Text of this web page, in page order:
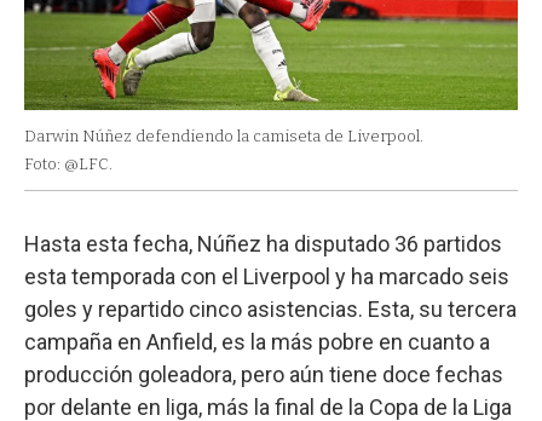
Darwin Núñez defendiendo la camiseta de Liverpool.
Foto: @LFC.
Hasta esta fecha, Núñez ha disputado 36 partidos
esta temporada con el Liverpool y ha marcado seis
goles y repartido cinco asistencias. Esta, su tercera
campaña en Anfield, es la más pobre en cuanto a
producción goleadora, pero aún tiene doce fechas
por delante en liga, más la final de la Copa de la Liga